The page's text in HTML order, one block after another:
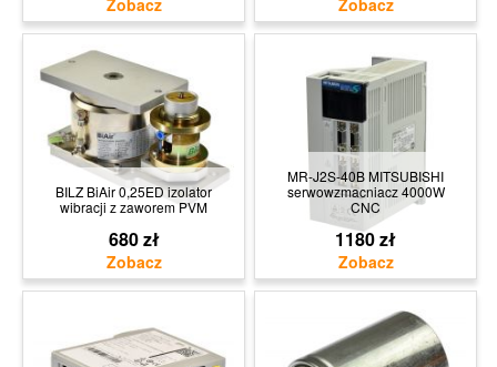
BILZ BiAir 0,25ED izolator
wibracji z zaworem PVM
680 zł
MR-J2S-40B MITSUBISHI
serwowzmacniacz 4000W
CNC
1180 zł